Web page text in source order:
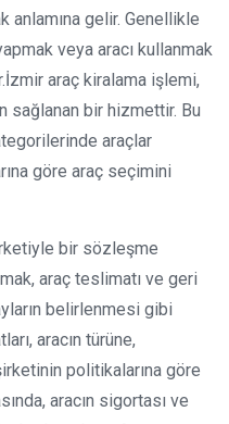
anlamına gelir. Genellikle
veya aracı kullanmak
araç kiralama işlemi,
sağlanan bir hizmettir. Bu
araçlar
göre araç seçimini
bir sözleşme
araç teslimatı ve geri
belirlenmesi gibi
aracın türüne,
politikalarına göre
aracın sigortası ve